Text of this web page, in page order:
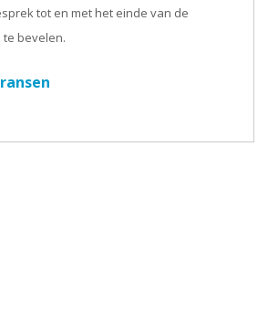
tot en met het einde van de
bevelen.